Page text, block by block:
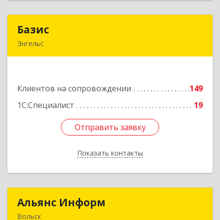
Базис
Энгельс
Клиентов на сопровождении
149
1С:Специалист
19
Отправить заявку
Показать контакты
Подробнее
Отправить заявку
Назад
Альянс Информ
Вольск